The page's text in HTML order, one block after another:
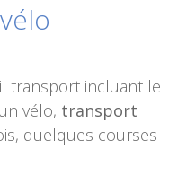
transport incluant le
vélo, transport
quelques courses